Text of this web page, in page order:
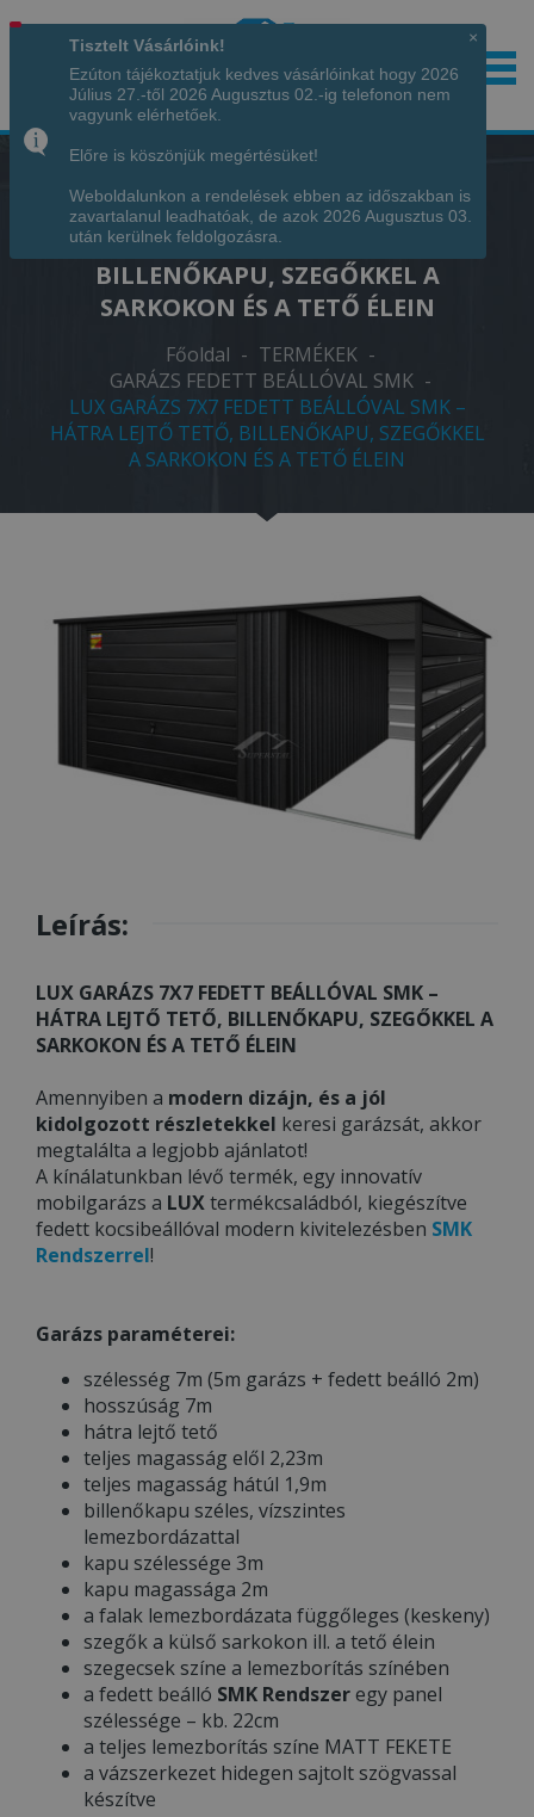
Hívjon minket!+36 70 7342034
LUX GARÁZS 7X7 FEDETT BEÁLLÓVAL
SMK – HÁTRA LEJTŐ TETŐ,
BILLENŐKAPU, SZEGŐKKEL A
SARKOKON ÉS A TETŐ ÉLEIN
Főoldal - TERMÉKEK -
GARÁZS FEDETT BEÁLLÓVAL SMK -
LUX GARÁZS 7X7 FEDETT BEÁLLÓVAL SMK –
HÁTRA LEJTŐ TETŐ, BILLENŐKAPU, SZEGŐKKEL
A SARKOKON ÉS A TETŐ ÉLEIN
Leírás:
LUX GARÁZS 7X7 FEDETT BEÁLLÓVAL SMK –
HÁTRA LEJTŐ TETŐ, BILLENŐKAPU, SZEGŐKKEL A
SARKOKON ÉS A TETŐ ÉLEIN
Amennyiben a modern dizájn, és a jól
kidolgozott részletekkel keresi garázsát, akkor
megtalálta a legjobb ajánlatot!
A kínálatunkban lévő termék, egy innovatív
mobilgarázs a LUXtermékcsaládból, kiegészítve
fedett kocsibeállóval modern kivitelezésben SMK
Rendszerrel!
Garázs paraméterei:
szélesség 7m (5m garázs + fedett beálló 2m)
hosszúság 7m
hátra lejtő tető
teljes magasság elől 2,23m
teljes magasság hátúl 1,9m
billenőkapu széles, vízszintes
lemezbordázattal
kapu szélessége 3m
kapu magassága 2m
a falak lemezbordázata függőleges (keskeny)
szegők a külső sarkokon ill. a tető élein
szegecsek színe a lemezborítás színében
a fedett beálló SMK Rendszeregy panel
szélessége – kb. 22cm
a teljes lemezborítás színe MATT FEKETE
a vázszerkezet hidegen sajtolt szögvassal
készítve
×
Tisztelt Vásárlóink!
Ezúton tájékoztatjuk kedves vásárlóinkat hogy 2026
Július 27.-től 2026 Augusztus 02.-ig telefonon nem
vagyunk elérhetőek.
Előre is köszönjük megértésüket!
Weboldalunkon a rendelések ebben az időszakban is
zavartalanul leadhatóak, de azok 2026 Augusztus 03.
után kerülnek feldolgozásra.